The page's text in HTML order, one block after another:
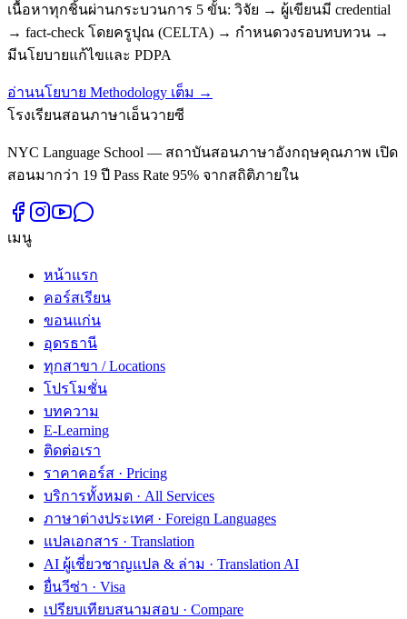
เนื้อหาทุกชิ้นผ่านกระบวนการ 5 ขั้น: วิจัย → ผู้เขียนมี credential
→ fact-check โดยครูปุณ (CELTA) → กำหนดวงรอบทบทวน →
มีนโยบายแก้ไขและ PDPA
อ่านนโยบาย Methodology เต็ม →
โรงเรียนสอนภาษาเอ็นวายซี
NYC Language School — สถาบันสอนภาษาอังกฤษคุณภาพ เปิด
สอนมากว่า 19 ปี Pass Rate 95% จากสถิติภายใน
เมนู
หน้าแรก
คอร์สเรียน
ขอนแก่น
อุดรธานี
ทุกสาขา / Locations
โปรโมชั่น
บทความ
E-Learning
ติดต่อเรา
ราคาคอร์ส · Pricing
บริการทั้งหมด · All Services
ภาษาต่างประเทศ · Foreign Languages
แปลเอกสาร · Translation
AI ผู้เชี่ยวชาญแปล & ล่าม · Translation AI
ยื่นวีซ่า · Visa
เปรียบเทียบสนามสอบ · Compare